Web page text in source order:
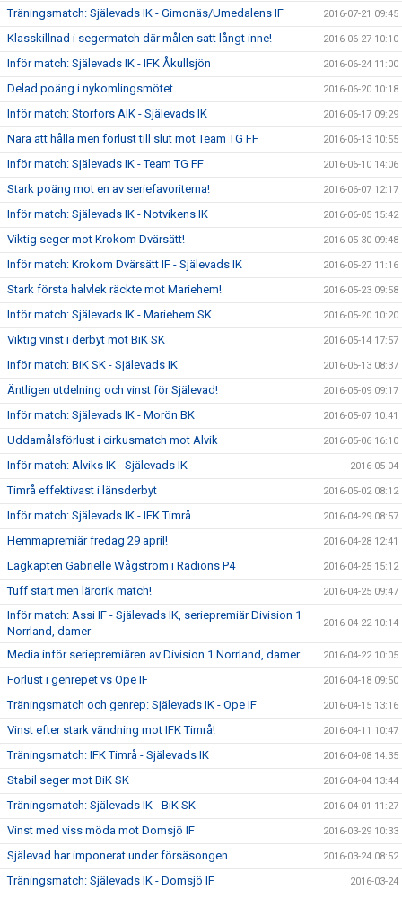
Träningsmatch: Själevads IK - Gimonäs/Umedalens IF 2016-07-21 09:45
Klasskillnad i segermatch där målen satt långt inne! 2016-06-27 10:10
Inför match: Själevads IK - IFK Åkullsjön 2016-06-24 11:00
Delad poäng i nykomlingsmötet 2016-06-20 10:18
Inför match: Storfors AIK - Själevads IK 2016-06-17 09:29
Nära att hålla men förlust till slut mot Team TG FF 2016-06-13 10:55
Inför match: Själevads IK - Team TG FF 2016-06-10 14:06
Stark poäng mot en av seriefavoriterna! 2016-06-07 12:17
Inför match: Själevads IK - Notvikens IK 2016-06-05 15:42
Viktig seger mot Krokom Dvärsätt! 2016-05-30 09:48
Inför match: Krokom Dvärsätt IF - Själevads IK 2016-05-27 11:16
Stark första halvlek räckte mot Mariehem! 2016-05-23 09:58
Inför match: Själevads IK - Mariehem SK 2016-05-20 10:20
Viktig vinst i derbyt mot BiK SK 2016-05-14 17:57
Inför match: BiK SK - Själevads IK 2016-05-13 08:37
Äntligen utdelning och vinst för Själevad! 2016-05-09 09:17
Inför match: Själevads IK - Morön BK 2016-05-07 10:41
Uddamålsförlust i cirkusmatch mot Alvik 2016-05-06 16:10
Inför match: Alviks IK - Själevads IK 2016-05-04
Timrå effektivast i länsderbyt 2016-05-02 08:12
Inför match: Själevads IK - IFK Timrå 2016-04-29 08:57
Hemmapremiär fredag 29 april! 2016-04-28 12:41
Lagkapten Gabrielle Wågström i Radions P4 2016-04-25 15:12
Tuff start men lärorik match! 2016-04-25 09:47
Inför match: Assi IF - Själevads IK, seriepremiär Division 1
Norrland, damer
2016-04-22 10:14
Media inför seriepremiären av Division 1 Norrland, damer 2016-04-22 10:05
Förlust i genrepet vs Ope IF 2016-04-18 09:50
Träningsmatch och genrep: Själevads IK - Ope IF 2016-04-15 13:16
Vinst efter stark vändning mot IFK Timrå! 2016-04-11 10:47
Träningsmatch: IFK Timrå - Själevads IK 2016-04-08 14:35
Stabil seger mot BiK SK 2016-04-04 13:44
Träningsmatch: Själevads IK - BiK SK 2016-04-01 11:27
Vinst med viss möda mot Domsjö IF 2016-03-29 10:33
Själevad har imponerat under försäsongen 2016-03-24 08:52
Träningsmatch: Själevads IK - Domsjö IF 2016-03-24